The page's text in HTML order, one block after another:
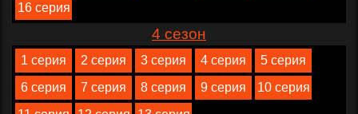
16 серия
4 сезон
1 серия 2 серия 3 серия 4 серия
5 серия
6 серия
7 серия 8 серия 9 серия
10 серия